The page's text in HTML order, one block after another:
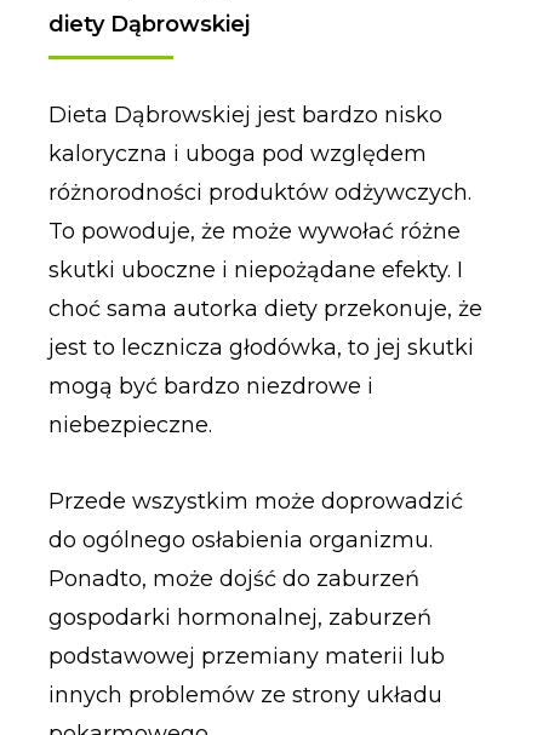
diety Dąbrowskiej
Dieta Dąbrowskiej jest bardzo nisko
kaloryczna i uboga pod względem
różnorodności produktów odżywczych.
To powoduje, że może wywołać różne
skutki uboczne i niepożądane efekty. I
choć sama autorka diety przekonuje, że
jest to lecznicza głodówka, to jej skutki
mogą być bardzo niezdrowe i
niebezpieczne.
Przede wszystkim może doprowadzić
do ogólnego osłabienia organizmu.
Ponadto, może dojść do zaburzeń
gospodarki hormonalnej, zaburzeń
podstawowej przemiany materii lub
innych problemów ze strony układu